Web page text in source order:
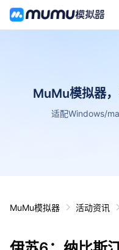
MuMu模拟器，
适配Windows/
MuMu模拟器 活动资讯